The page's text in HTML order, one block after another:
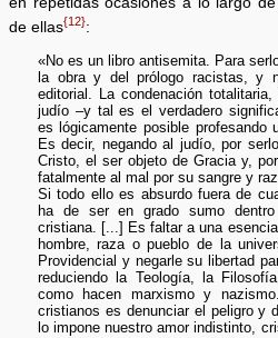
de ellas{12}:
«No es un libro antisemita. Para
la obra y del prólogo racistas,
editorial. La condenación
judío –y tal es el verdadero
es lógicamente posible profesando
Es decir, negando al judío, por
Cristo, el ser objeto de Gracia y,
fatalmente al mal por su sangre y
Si todo ello es absurdo fuera de
ha de ser en grado sumo
cristiana. [...] Es faltar a una
hombre, raza o pueblo de la
Providencial y negarle su libertad
reduciendo la Teología, la
como hacen marxismo y
cristianos es denunciar el peligro y
lo impone nuestro amor indistinto,